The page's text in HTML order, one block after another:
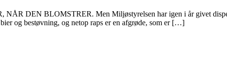
DEN BLOMSTRER. Men Miljøstyrelsen har igen i år givet
og bestøvning, og netop raps er en afgrøde, som er […]